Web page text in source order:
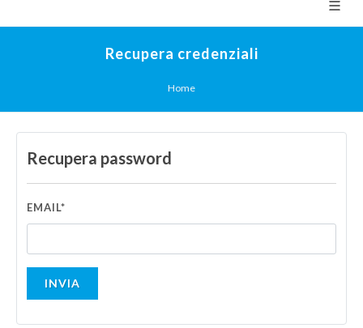
Recupera credenziali
Home
Recupera password
EMAIL*